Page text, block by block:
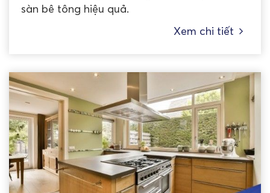
sàn bê tông hiệu quả.
Xem chi tiết